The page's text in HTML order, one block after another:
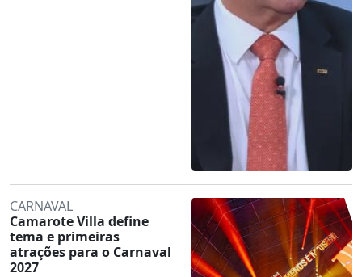
CARNAVAL
Camarote Villa define
tema e primeiras
atrações para o Carnaval
2027